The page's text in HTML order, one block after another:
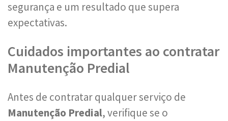
segurança e um resultado que supera
expectativas.
Cuidados importantes ao contratar
Manutenção Predial
Antes de contratar qualquer serviço de
Manutenção Predial, verifique se o